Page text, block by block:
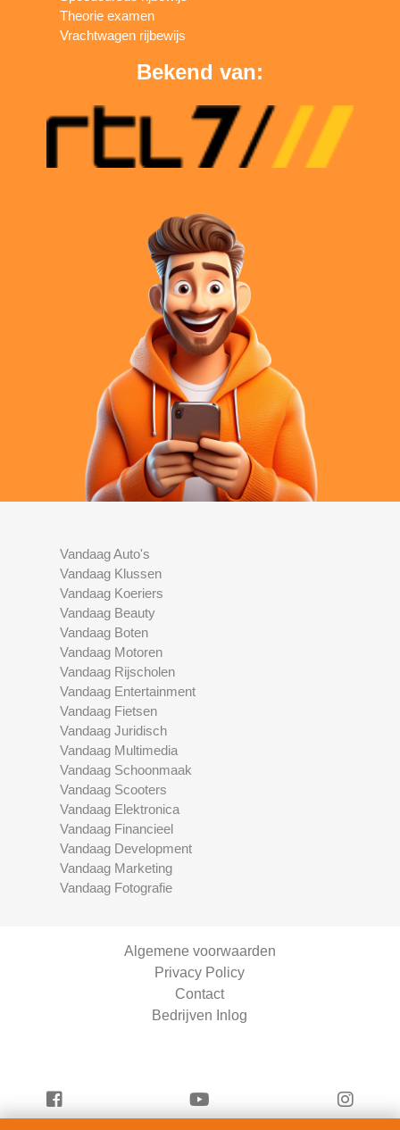
Theorie examen
Vrachtwagen rijbewijs
Bekend van:
Vandaag Auto's
Vandaag Klussen
Vandaag Koeriers
Vandaag Beauty
Vandaag Boten
Vandaag Motoren
Vandaag Rijscholen
Vandaag Entertainment
Vandaag Fietsen
Vandaag Juridisch
Vandaag Multimedia
Vandaag Schoonmaak
Vandaag Scooters
Vandaag Elektronica
Vandaag Financieel
Vandaag Development
Vandaag Marketing
Vandaag Fotografie
Algemene voorwaarden
Privacy Policy
Contact
Bedrijven Inlog